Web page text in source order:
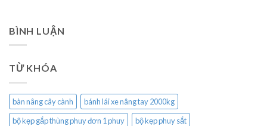
BÌNH LUẬN
TỪ KHÓA
bàn nâng cây cành
bánh lái xe nâng tay 2000kg
bộ kẹp gắp thùng phuy đơn 1 phuy
bộ kẹp phuy sắt